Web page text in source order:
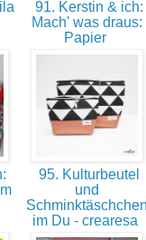
91. Kerstin & ich:
Mach' was draus:
Papier
95. Kulturbeutel
und
im Du - crearesa